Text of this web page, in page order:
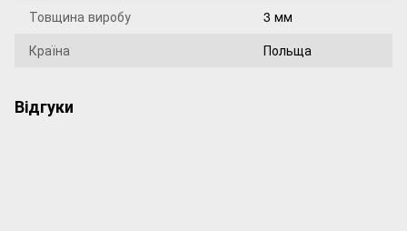
Товщина виробу
3 мм
Країна
Польща
Відгуки